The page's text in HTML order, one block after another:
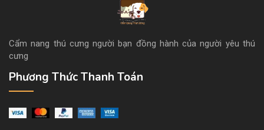
Cẩm nang thú cưng người bạn đồng hành của người yêu thú
cưng
Phương Thức Thanh Toán